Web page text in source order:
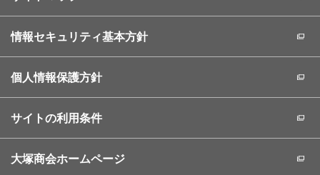
情報セキュリティ基本方針
個人情報保護方針
サイトの利用条件
大塚商会ホームページ